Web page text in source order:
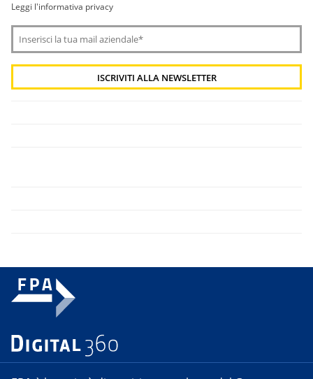
Leggi l'informativa privacy